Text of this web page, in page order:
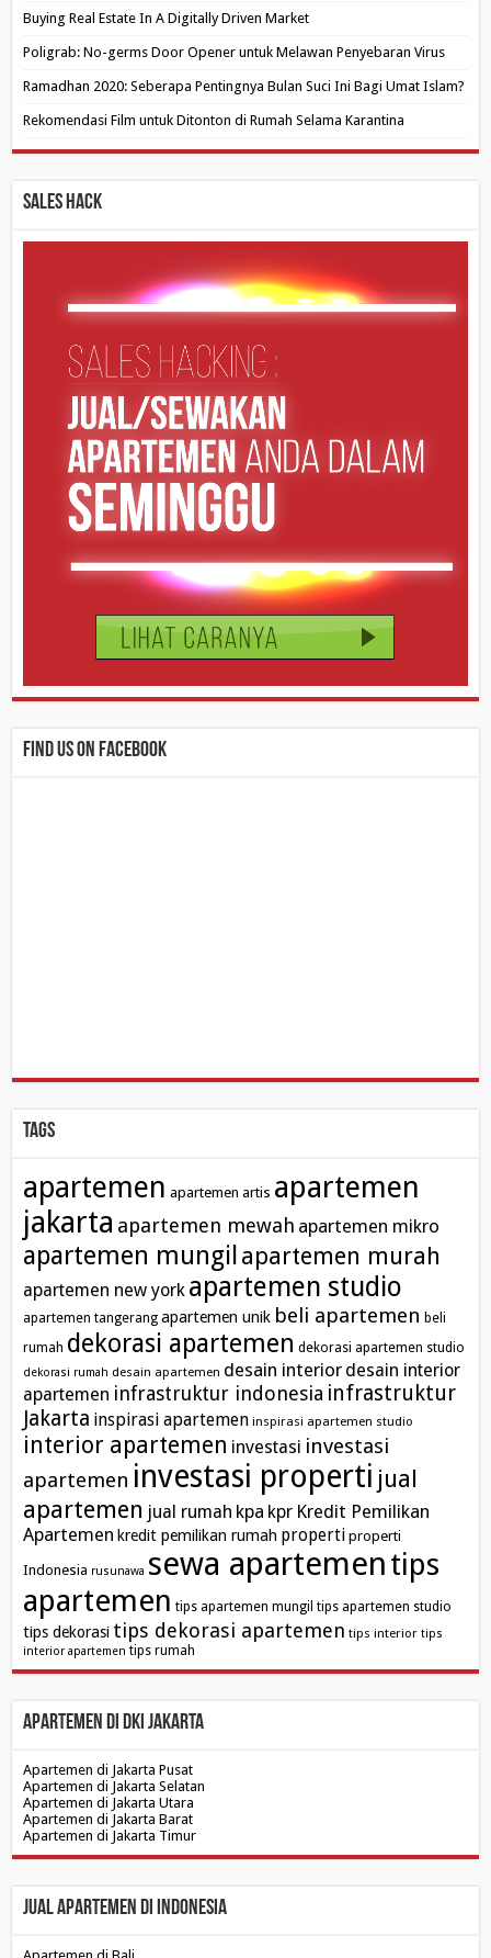
Buying Real Estate In A Digitally Driven Market
Poligrab: No-germs Door Opener untuk Melawan Penyebaran Virus
Ramadhan 2020: Seberapa Pentingnya Bulan Suci Ini Bagi Umat Islam?
Rekomendasi Film untuk Ditonton di Rumah Selama Karantina
Sales Hack
Find us on Facebook
Tags
apartemen apartemen artis apartemen
jakarta apartemen mewah apartemen mikro
apartemen mungil apartemen murah
apartemen new york apartemen studio
apartemen tangerang apartemen unik beli apartemen beli
rumah dekorasi apartemen dekorasi apartemen studio
dekorasi rumah desain apartemen desain interior desain interior
apartemen infrastruktur indonesia infrastruktur
Jakarta inspirasi apartemen inspirasi apartemen studio
interior apartemen investasi investasi
apartemen investasi properti jual
apartemen jual rumah kpa kpr Kredit Pemilikan
Apartemen kredit pemilikan rumah properti properti
Indonesia rusunawa sewa apartementips
apartemen tips apartemen mungil tips apartemen studio
tips dekorasi tips dekorasi apartemen tips interior tips
interior apartemen tips rumah
Apartemen di DKI Jakarta
Apartemen di Jakarta Pusat
Apartemen di Jakarta Selatan
Apartemen di Jakarta Utara
Apartemen di Jakarta Barat
Apartemen di Jakarta Timur
Jual Apartemen di Indonesia